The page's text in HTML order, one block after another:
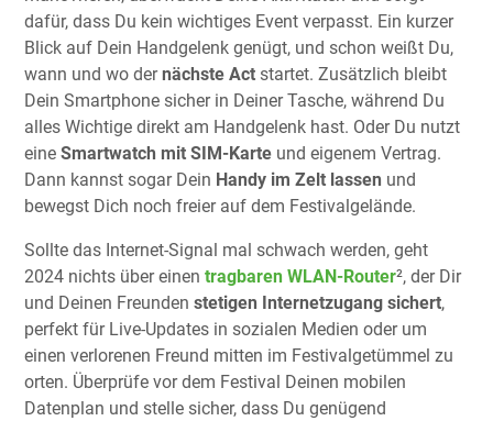
dafür, dass Du kein wichtiges Event verpasst. Ein kurzer
Blick auf Dein Handgelenk genügt, und schon weißt Du,
wann und wo dernächste Act startet. Zusätzlich bleibt
Dein Smartphone sicher in Deiner Tasche, während Du
alles Wichtige direkt am Handgelenk hast. Oder Du nutzt
eine Smartwatch mit SIM-Karte und eigenem Vertrag.
Dann kannst sogar Dein Handy im Zelt lassen und
bewegst Dich noch freier auf dem Festivalgelände.
Sollte das Internet-Signal mal schwach werden, geht
2024 nichts über einen tragbaren WLAN-Router², der Dir
und Deinen Freunden stetigen Internetzugang sichert,
perfekt für Live-Updates in sozialen Medien oder um
einen verlorenen Freund mitten im Festivalgetümmel zu
orten. Überprüfe vor dem Festival Deinen mobilen
Datenplan und stelle sicher, dass Du genügend